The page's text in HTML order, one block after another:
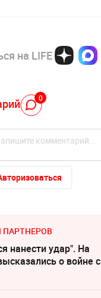
на LIFE
0
ПАРТНЕРОВ
нанести удар". На
о войне с